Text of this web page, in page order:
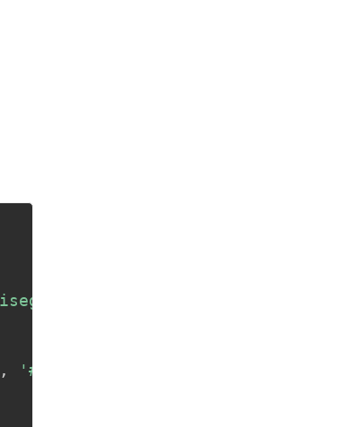
conjunto_de_datos/
, '#735d4f'